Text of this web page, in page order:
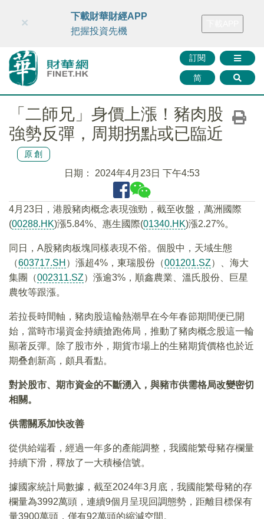
財華智庫網 FINTV FINMETA 財華證券 媒體矩陣
訂閱
简
×
下載財華財經APP
把握投資先機
「二師兄」身價上漲！豬肉股
強勢反彈，周期拐點或已臨近
原創
日期： 2024年4月23日 下午4:53
4月23日，港股豬肉概念表現強勁，截至收盤，萬洲國際
(00288.HK)漲5.84%、惠生國際(01340.HK)漲2.27%。
同日，A股豬肉板塊同樣表現不俗。個股中，天域生態
（603717.SH ）漲超4%，東瑞股份（001201.SZ）、海大
集團（002311.SZ）漲逾3%，順鑫農業、溫氏股份、巨星
農牧等跟漲。
若拉長時間軸，豬肉股這輪熱潮早在今年春節期間便已開
始，當時市場資金持續搶跑佈局，推動了豬肉概念股這一輪
顯著反彈。除了股市外，期貨市場上的生豬期貨價格也於近
期叠創新高，頗具看點。
對於股市、期市資金的不斷湧入，與豬市供需格局改變密切
相關。
供需關系加快改善
從供給端看，經過一年多的產能調整，我國能繁母豬存欄量
持續下滑，釋放了一大積極信號。
據國家統計局數據，截至2024年3月底，我國能繁母豬的存
欄量為3992萬頭，連續9個月呈現回調態勢，距離目標保有
量3900萬頭，僅有92萬頭的縮減空間。